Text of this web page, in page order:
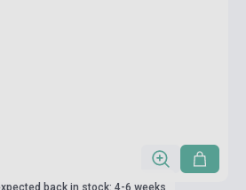
back in stock: 4-6 weeks